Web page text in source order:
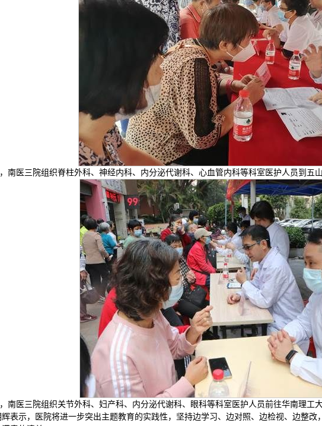
南医三院组织脊柱外科、神经内科、内分泌代谢科、心血管内科等科室医护人员到五
南医三院组织关节外科、妇产科、内分泌代谢科、眼科等科室医护人员前往华南理工
表示，医院将进一步突出主题教育的实践性，坚持边学习、边对照、边检视、边整